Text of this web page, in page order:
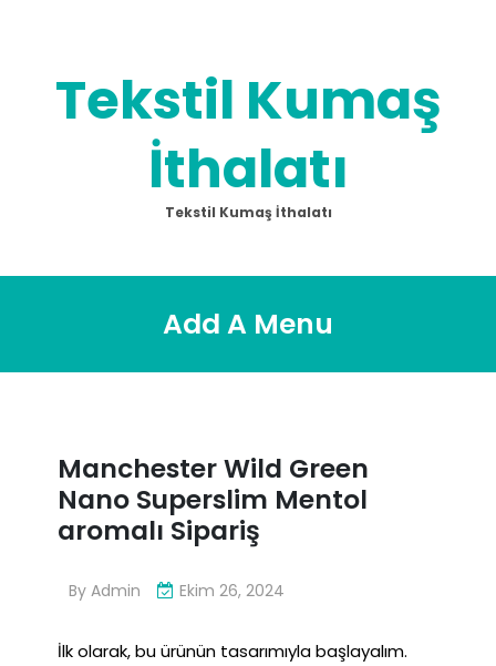
Tekstil Kumaş
İthalatı
Tekstil Kumaş İthalatı
Add A Menu
Manchester Wild Green
Nano Superslim Mentol
aromalı Sipariş
By Admin Ekim 26, 2024
İlk olarak, bu ürünün tasarımıyla başlayalım.